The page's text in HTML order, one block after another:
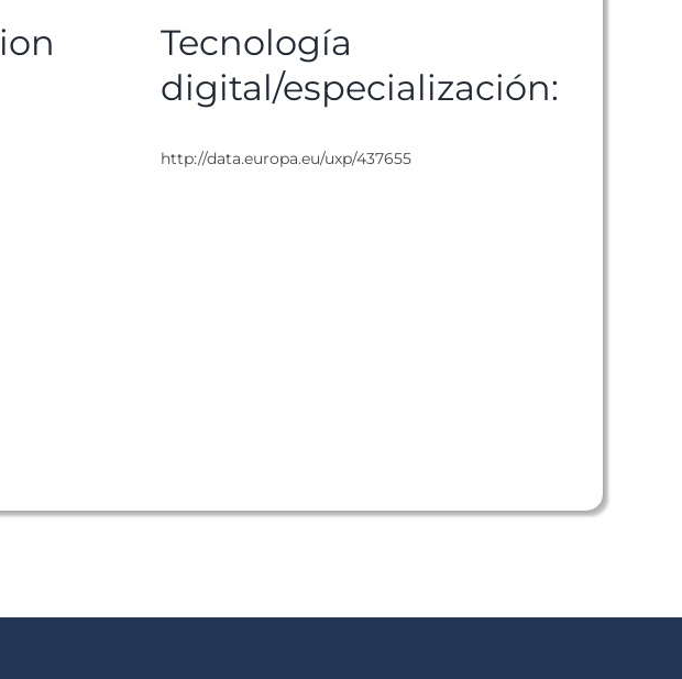
Tecnología
digital/especialización:
http://data.europa.eu/uxp/437655